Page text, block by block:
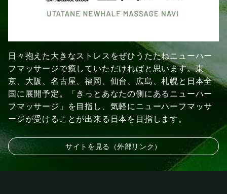
日々抱えた大きなストレスをぜひうたたねニューハー
フマッサージで癒していただければと思います。東
京、大阪、名古屋、福岡、仙台、広島、札幌と日本全
国に展開予定。「きっとあなたの側にあるニューハー
フマッサージ」を目指し、気軽にニューハーフマッサ
ージが受けることが出来る日本を目指します。
サイトを見る（外部リンク）